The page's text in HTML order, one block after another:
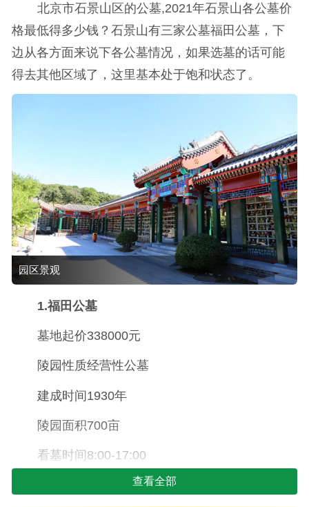
北京市石景山区的公墓,2021年石景山各公墓价
格最低得多少钱？石景山有三家公墓福田公墓，下
边从各方面来说下各公墓情况，如果选墓的话可能
得去其他区域了，这里基本处于饱和状态了。
园区景观
1.福田公墓
墓地起价338000元
陵园性质经营性公墓
建成时间1930年
陵园面积700亩
看墓时间8:00-17:00
咨询电话400-0970680
查看全部